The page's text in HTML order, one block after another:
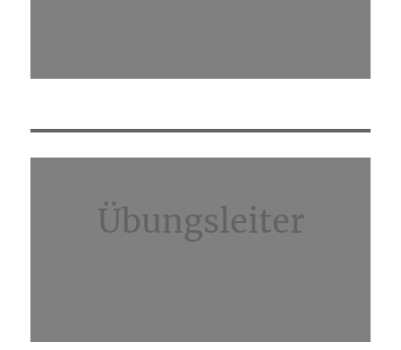
Übungsleiter